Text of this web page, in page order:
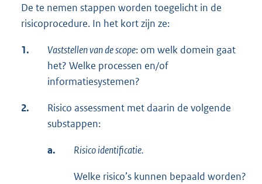
De te nemen stappen worden toegelicht in de
risicoprocedure. In het kort zijn ze:
1. Vaststellen van de scope: om welk domein gaat
het? Welke processen en/of
informatiesystemen?
2.
Risico assessment met daarin de volgende
substappen:
a. Risico identificatie.
Welke risico’s kunnen bepaald worden?